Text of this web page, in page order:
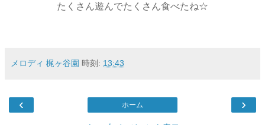
たくさん遊んでたくさん食べたね☆
メロディ 梶ヶ谷園 時刻: 13:43
‹ ›
ホーム